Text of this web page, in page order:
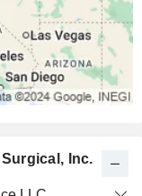
Inc.